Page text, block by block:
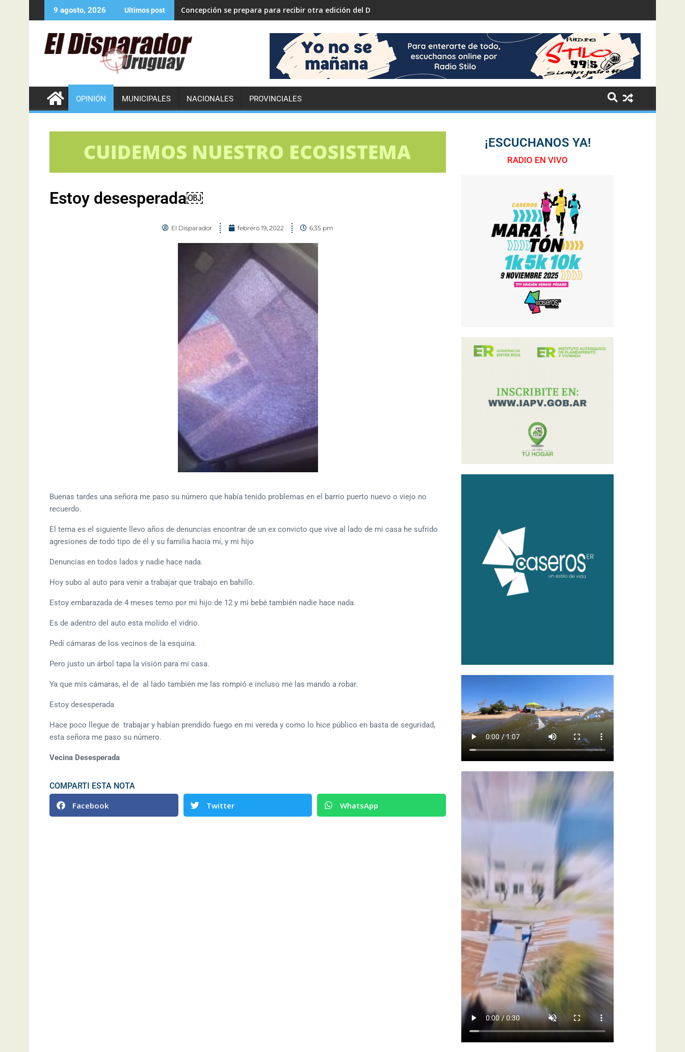
9 agosto, 2026 Ultimos post Concepción se prepara para recibir otra edición del Desafío ECO YPF
OPINIÓN MUNICIPALES NACIONALES PROVINCIALES
Estoy desesperada￼
El Disparador febrero 19, 2022 6:35 pm
Buenas tardes una señora me paso su número que había tenido problemas en el barrio puerto nuevo o viejo no
recuerdo.
El tema es el siguiente llevo años de denuncias encontrar de un ex convicto que vive al lado de mi casa he sufrido
agresiones de todo tipo de él y su familia hacia mí, y mi hijo
Denuncias en todos lados y nadie hace nada.
Hoy subo al auto para venir a trabajar que trabajo en bahillo.
Estoy embarazada de 4 meses temo por mi hijo de 12 y mi bebé también nadie hace nada.
Es de adentro del auto esta molido el vidrio.
Pedí cámaras de los vecinos de la esquina.
Pero justo un árbol tapa la visión para mi casa.
Ya que mis cámaras, el de al lado también me las rompió e incluso me las mando a robar.
Estoy desesperada
Hace poco llegue de trabajar y habían prendido fuego en mi vereda y como lo hice público en basta de seguridad,
esta señora me paso su número.
Vecina Desesperada
COMPARTI ESTA NOTA
Facebook Twitter WhatsApp
¡ESCUCHANOS YA!
RADIO EN VIVO